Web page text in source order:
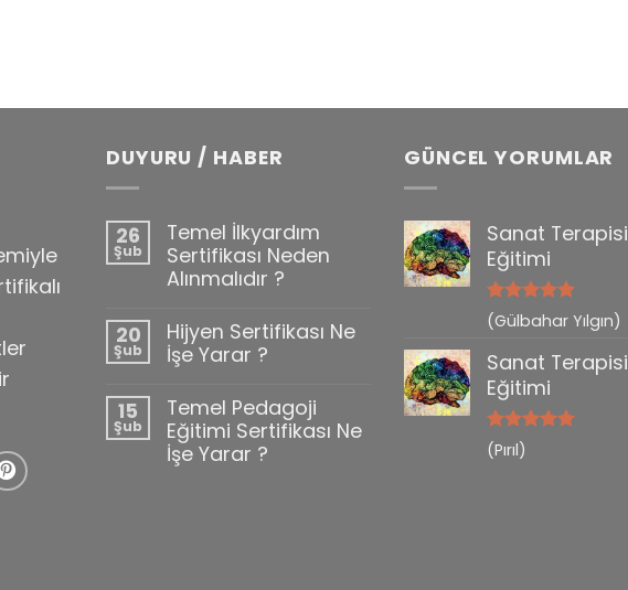
DUYURU / HABER
26
Şub
Temel İlkyardım
Sertifikası Neden
Alınmalıdır ?
20
Şub
Hijyen Sertifikası Ne
İşe Yarar ?
15
Şub
Temel Pedagoji
Eğitimi Sertifikası Ne
İşe Yarar ?
GÜNCEL YORUMLAR
Sanat Terapisi
Eğitimi
5 üzerinden
5
(Gülbahar Yılgın)
Sanat Terapisi
Eğitimi
5 üzerinden
5
oy aldı
(Pırıl)